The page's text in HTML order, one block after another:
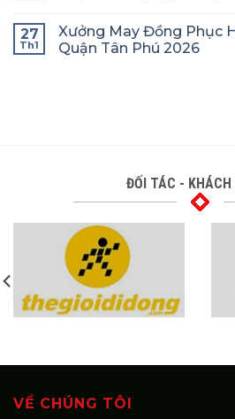
27
Th1
Xưởng May Đồng Phục
Quận Tân Phú 2026
ĐỐI TÁC - KHÁCH
VỀ CHÚNG TÔI